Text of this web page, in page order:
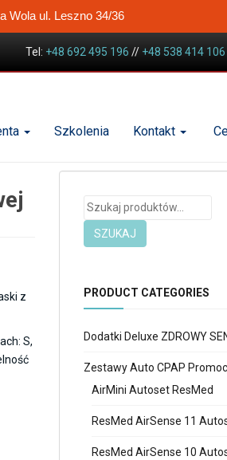
Wola ul. Leszno 34/36
Tel: +48 692 495 196 // +48 538 414 106
Szkolenia Kontakt
z
S,
Szukaj:
SZUKAJ
PRODUCT CATEGORIES
Dodatki Deluxe ZDROWY
Zestawy Auto CPAP
AirMini Autoset ResMed
ResMed AirSense 11
ResMed AirSense 10